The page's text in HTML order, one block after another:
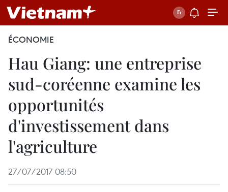
ÉCONOMIE
Hau Giang: une entreprise
sud-coréenne examine les
opportunités
d'investissement dans
l'agriculture
27/07/2017 08:50